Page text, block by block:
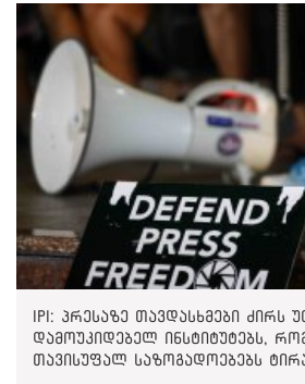
IPI: პრესაზე თავდასხმები ძირს
დამოუკიდებელ ინსტიტუტებს,
თავისუფალ საზოგადოებებს